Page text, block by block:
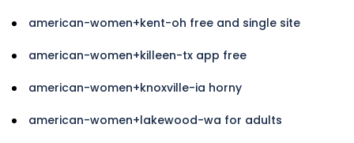
american-women+kent-oh free and single site
american-women+killeen-tx app free
american-women+knoxville-ia horny
american-women+lakewood-wa for adults